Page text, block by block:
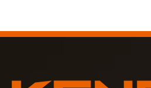
KENDO auf der Kölner Messe 2023